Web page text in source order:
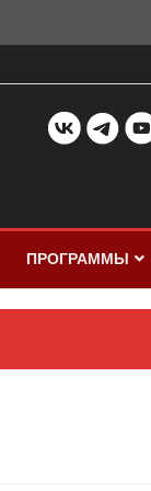
ПРОГРАММЫ